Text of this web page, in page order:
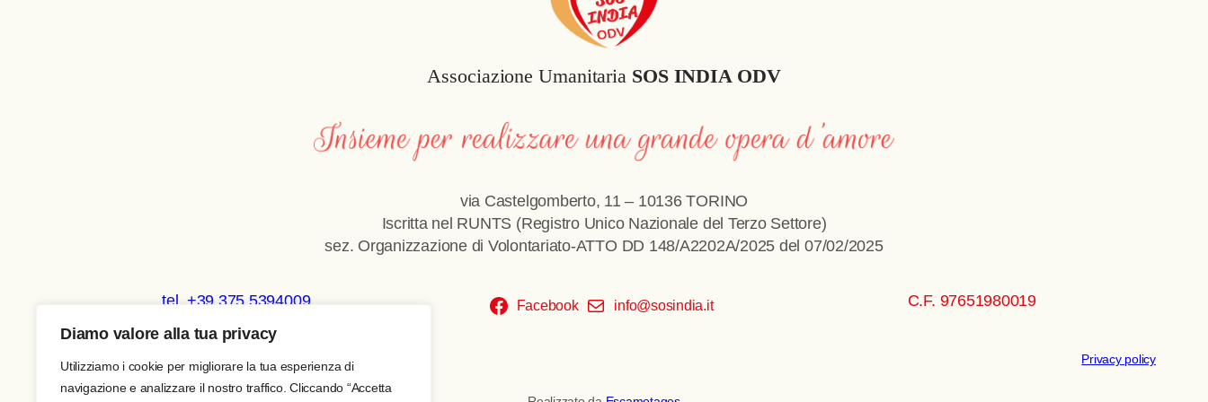
Diamo valore alla tua privacy
Utilizziamo i cookie per migliorare la tua esperienza di
navigazione e analizzare il nostro traffico. Cliccando “Accetta
Associazione Umanitaria SOS INDIA ODV
via Castelgomberto, 11 – 10136 TORINO
Iscritta nel RUNTS (Registro Unico Nazionale del Terzo Settore)
sez. Organizzazione di Volontariato-ATTO DD 148/A2202A/2025 del 07/02/2025
tel. +39 375 5394009 Facebook info@sosindia.it C.F. 97651980019
Copyright © 2026 SOS India Privacy policy